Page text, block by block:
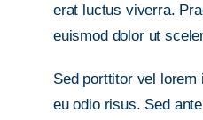
erat luctus viverra.
euismod dolor ut
Sed porttitor vel lorem
eu odio risus. Sed